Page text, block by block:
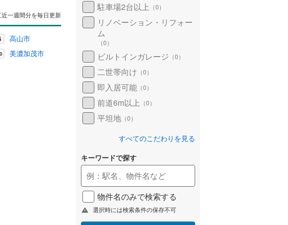
一週間分を毎日更新
高山市
美濃加茂市
駐車場2台以上 （0）
リノベーション・リフォー
ム
（0）
ビルトインガレージ （0）
二世帯向け （0）
即入居可能 （0）
前道6m以上 （0）
平坦地 （0）
すべてのこだわりを見る
キーワードで探す
物件名のみで検索する
選択時には検索条件の保存不可